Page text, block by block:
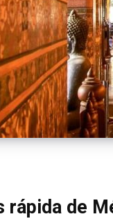
rápida de